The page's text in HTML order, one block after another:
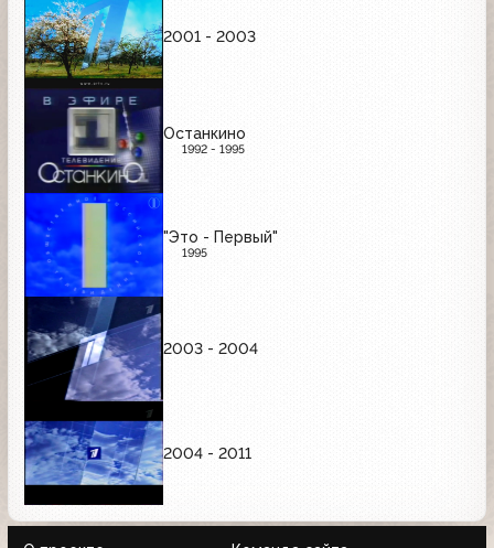
2001 - 2003
Останкино
1992 - 1995
"Это - Первый"
1995
2003 - 2004
2004 - 2011